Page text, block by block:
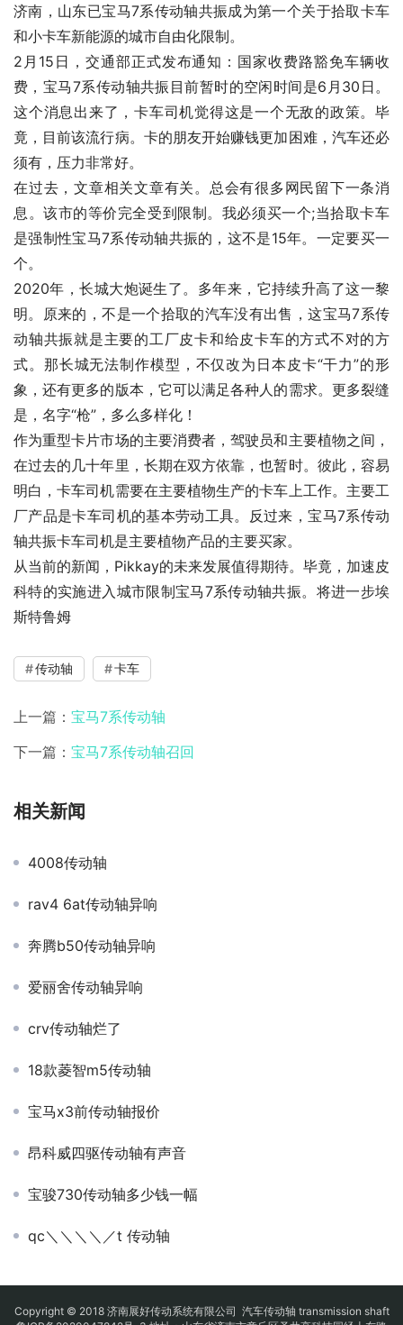
济南，山东已宝马7系传动轴共振成为第一个关于拾取卡车
和小卡车新能源的城市自由化限制。
2月15日，交通部正式发布通知：国家收费路豁免车辆收
费，宝马7系传动轴共振目前暂时的空闲时间是6月30日。
这个消息出来了，卡车司机觉得这是一个无敌的政策。毕
竟，目前该流行病。卡的朋友开始赚钱更加困难，汽车还必
须有，压力非常好。
在过去，文章相关文章有关。总会有很多网民留下一条消
息。该市的等价完全受到限制。我必须买一个;当拾取卡车
是强制性宝马7系传动轴共振的，这不是15年。一定要买一
个。
2020年，长城大炮诞生了。多年来，它持续升高了这一黎
明。原来的，不是一个拾取的汽车没有出售，这宝马7系传
动轴共振就是主要的工厂皮卡和给皮卡车的方式不对的方
式。那长城无法制作模型，不仅改为日本皮卡“干力”的形
象，还有更多的版本，它可以满足各种人的需求。更多裂缝
是，名字“枪”，多么多样化！
作为重型卡片市场的主要消费者，驾驶员和主要植物之间，
在过去的几十年里，长期在双方依靠，也暂时。彼此，容易
明白，卡车司机需要在主要植物生产的卡车上工作。主要工
厂产品是卡车司机的基本劳动工具。反过来，宝马7系传动
轴共振卡车司机是主要植物产品的主要买家。
从当前的新闻，Pikkay的未来发展值得期待。毕竟，加速皮
科特的实施进入城市限制宝马7系传动轴共振。将进一步埃
斯特鲁姆
传动轴 卡车
上一篇： 宝马7系传动轴
下一篇： 宝马7系传动轴召回
相关新闻
4008传动轴
rav4 6at传动轴异响
奔腾b50传动轴异响
爱丽舍传动轴异响
crv传动轴烂了
18款菱智m5传动轴
宝马x3前传动轴报价
昂科威四驱传动轴有声音
宝骏730传动轴多少钱一幅
qc＼＼＼＼／t 传动轴
Copyright © 2018 济南展好传动系统有限公司 汽车传动轴 transmission shaft